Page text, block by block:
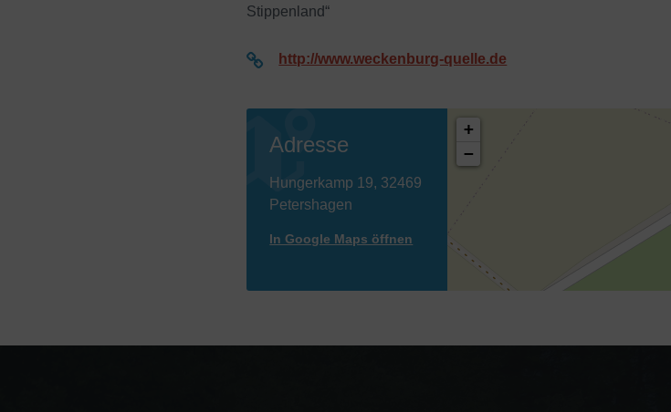
Stippenland“
http://www.weckenburg-quelle.de
Adresse
Hungerkamp 19, 32469
Petershagen
In Google Maps öffnen
+
−